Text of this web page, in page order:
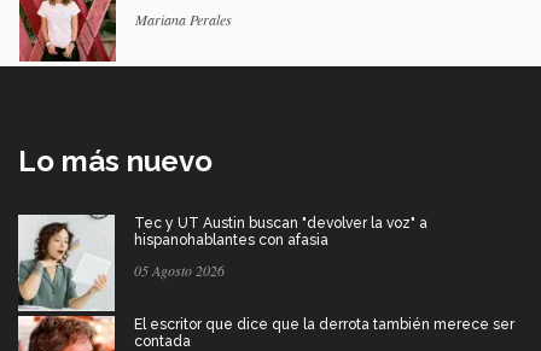
Mariana Perales
Lo más nuevo
Tec y UT Austin buscan "devolver la voz" a
hispanohablantes con afasia
05 Agosto 2026
El escritor que dice que la derrota también merece ser
contada